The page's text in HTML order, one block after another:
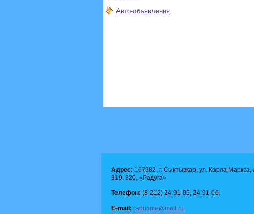
Авто-объявления
Адрес: 167982, г. Сыктывкар, ул. Карла Маркса,
319, 320, «Радуга»
Телефон: (8-212) 24-91-05, 24-91-06.
E-mail: radugnie@mail.ru